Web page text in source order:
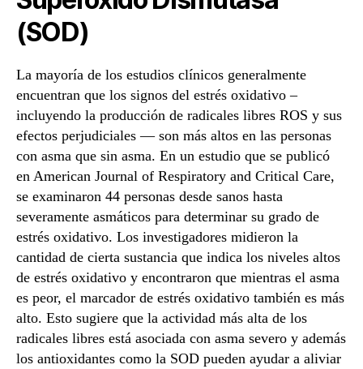
(SOD)
La mayoría de los estudios clínicos generalmente
encuentran que los signos del estrés oxidativo –
incluyendo la producción de radicales libres ROS y sus
efectos perjudiciales — son más altos en las personas
con asma que sin asma. En un estudio que se publicó
en American Journal of Respiratory and Critical Care,
se examinaron 44 personas desde sanos hasta
severamente asmáticos para determinar su grado de
estrés oxidativo. Los investigadores midieron la
cantidad de cierta sustancia que indica los niveles altos
de estrés oxidativo y encontraron que mientras el asma
es peor, el marcador de estrés oxidativo también es más
alto. Esto sugiere que la actividad más alta de los
radicales libres está asociada con asma severo y además
los antioxidantes como la SOD pueden ayudar a aliviar